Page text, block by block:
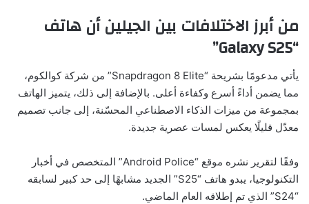
من أبرز الاختلافات بين الجيلين أن هاتف
“Galaxy S25”
يأتي مدعومًا بشريحة “Snapdragon 8 Elite” من شركة كوالكوم،
مما يضمن أداءً أسرع وكفاءة أعلى. بالإضافة إلى ذلك، يتميز الهاتف
بمجموعة من ميزات الذكاء الاصطناعي المحسّنة، إلى جانب تصميم
معدّل قليلًا يعكس لمسات عصرية جديدة.
وفقًا لتقرير نشره موقع “Android Police” المتخصص في أخبار
التكنولوجيا، يبدو هاتف “S25” الجديد مشابهًا إلى حد كبير لسابقه
“S24” الذي تم إطلاقه العام الماضي.